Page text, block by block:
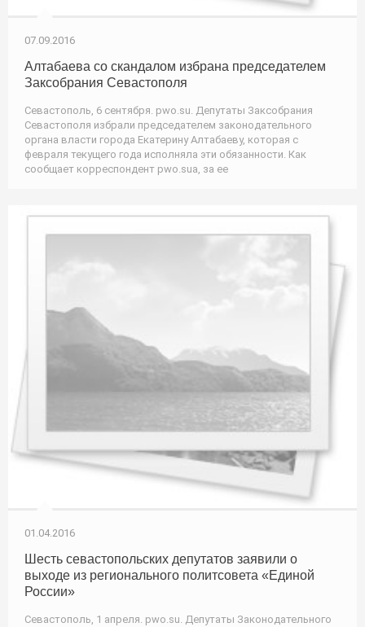
07.09.2016
Алтабаева со скандалом избрана председателем
Заксобрания Севастополя
Севастополь, 6 сентября. pwo.su. Депутаты Заксобрания
Севастополя избрали председателем законодательного
органа власти города Екатерину Алтабаеву, которая с
февраля текущего года исполняла эти обязанности. Как
сообщает корреспондент pwo.suа, за ее
01.04.2016
Шесть севастопольских депутатов заявили о
выходе из регионального политсовета «Единой
России»
Севастополь, 1 апреля. pwo.su. Депутаты Законодательного